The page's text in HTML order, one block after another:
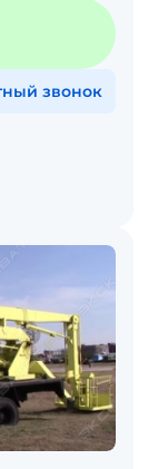
звонок